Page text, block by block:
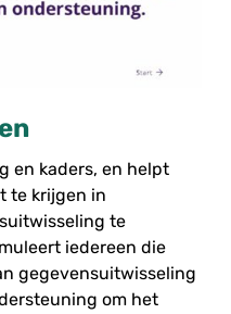
en kaders, en helpt
te krijgen in
te
iedereen die
gegevensuitwisseling
om het